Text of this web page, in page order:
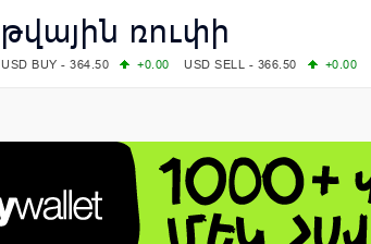
թվային ռուփի
USD BUY - 364.50 +0.00 USD SELL - 366.50
+0.00
COMEX: PLATINUM - 1749.90
LME: ALUMINIUM - 3184.00
-0.27 COPPER - 13791.00
LME: NICKEL - 17249.00
+0.09 TIN - 55268.00
+2.50
LME: LEAD - 1877.50
-1.00 ZINC - 3643.00
+1.43
FOREX: USD/JPY - 158.37
+0.44 EUR/GBP - 1.1521